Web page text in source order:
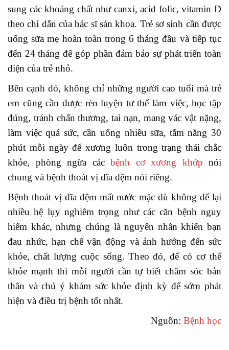
sung các khoáng chất như canxi, acid folic, vitamin D
theo chỉ dẫn của bác sĩ sản khoa. Trẻ sơ sinh cần được
uống sữa mẹ hoàn toàn trong 6 tháng đầu và tiếp tục
đến 24 tháng để góp phần đảm bảo sự phát triển toàn
diện của trẻ nhỏ.
Bên cạnh đó, không chỉ những người cao tuổi mà trẻ
em cũng cần được rèn luyện tư thế làm việc, học tập
đúng, tránh chấn thương, tai nạn, mang vác vật nặng,
làm việc quá sức, cần uống nhiều sữa, tắm nắng 30
phút mỗi ngày để xương luôn trong trạng thái chắc
khỏe, phòng ngừa các bệnh cơ xương khớp nói
chung và bệnh thoát vị đĩa đệm nói riêng.
Bệnh thoát vị đĩa đệm mất nước mặc dù không để lại
nhiều hệ lụy nghiêm trọng như các căn bệnh nguy
hiểm khác, nhưng chúng là nguyên nhân khiến bạn
đau nhức, hạn chế vận động và ảnh hưởng đến sức
khỏe, chất lượng cuộc sống. Theo đó, để có cơ thể
khỏe mạnh thì mỗi người cần tự biết chăm sóc bản
thân và chú ý khám sức khỏe định kỳ để sớm phát
hiện và điều trị bệnh tốt nhất.
Nguồn: Bệnh học